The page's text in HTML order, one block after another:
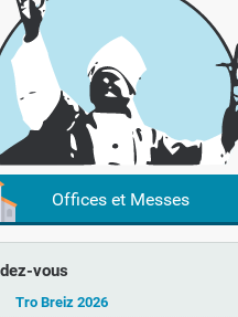
Offices et Messes
vous
Tro Breiz 2026